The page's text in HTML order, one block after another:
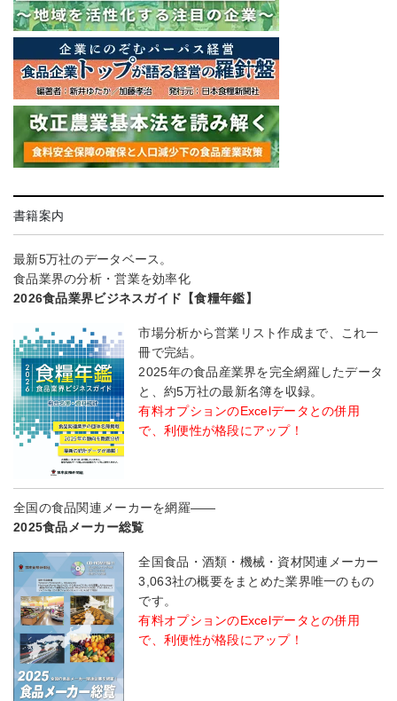
書籍案内
最新5万社のデータベース。
食品業界の分析・営業を効率化
2026食品業界ビジネスガイド【食糧年鑑】
市場分析から営業リスト作成まで、これ一
冊で完結。
2025年の食品産業界を完全網羅したデータ
と、約5万社の最新名簿を収録。
有料オプションのExcelデータとの併用
で、利便性が格段にアップ！
全国の食品関連メーカーを網羅――
2025食品メーカー総覧
全国食品・酒類・機械・資材関連メーカー
3,063社の概要をまとめた業界唯一のもの
です。
有料オプションのExcelデータとの併用
で、利便性が格段にアップ！